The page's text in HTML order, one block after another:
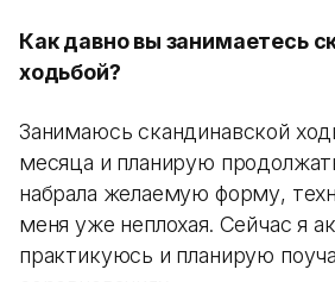
Как давно вы занимаетесь
ходьбой?
Занимаюсь скандинавской
месяца и планирую
набрала желаемую форму,
меня уже неплохая. Сейчас я
практикуюсь и планирую